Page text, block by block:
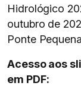
Hidrológico
outubro de
Ponte
Acesso aos
em PDF: